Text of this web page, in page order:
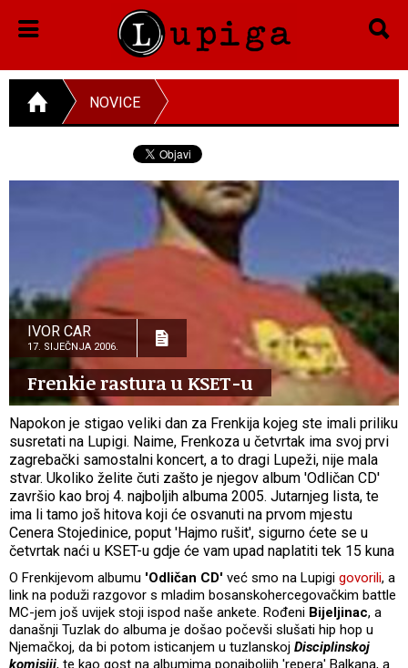
NOVICE
IVOR CAR
17. SIJEČNJA 2006.
Frenkie rastura u KSET-u
Napokon je stigao veliki dan za Frenkija kojeg ste imali priliku
susretati na Lupigi. Naime, Frenkoza u četvrtak ima svoj prvi
zagrebački samostalni koncert, a to dragi Lupeži, nije mala
stvar. Ukoliko želite čuti zašto je njegov album 'Odličan CD'
završio kao broj 4. najboljih albuma 2005. Jutarnjeg lista, te
ima li tamo još hitova koji će osvanuti na prvom mjestu
Cenera Stojedinice, poput 'Hajmo rušit', sigurno ćete se u
četvrtak naći u KSET-u gdje će vam upad naplatiti tek 15 kuna
O Frenkijevom albumu 'Odličan CD' već smo na Lupigi govorili, a
link na poduži razgovor s mladim bosanskohercegovačkim battle
MC-jem još uvijek stoji ispod naše ankete. Rođeni Bijeljinac, a
današnji Tuzlak do albuma je došao počevši slušati hip hop u
Njemačkoj, da bi potom isticanjem u tuzlanskoj Disciplinskoj
komisiji, te kao gost na albumima ponajboljih 'repera' Balkana, a